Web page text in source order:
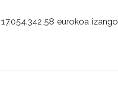
eurokoa izango